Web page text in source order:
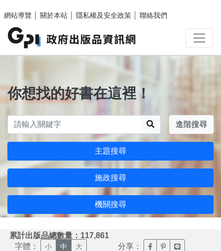
網站導覽
關於本站 隱私權及安全政策 聯絡我們
你想找的好書在這裡！
進階搜尋
主題搜尋
施政搜尋
機關搜尋
累計出版品總數量：117,861
字體： 小 中 大 分享： 臉書分享(另開新視窗)
噗浪分享(另開新
Line分享(另